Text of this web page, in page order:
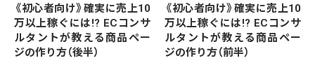
《初心者向け》確実に売上10
万以上稼ぐには!? ECコンサ
ルタントが教える商品ペー
ジの作り方（後半）
《初心者向け》確実に売上10
万以上稼ぐには!? ECコンサ
ルタントが教える商品ペー
ジの作り方（前半）